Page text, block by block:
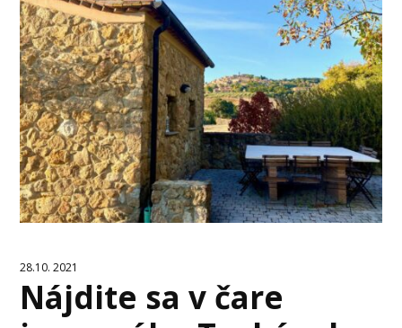
28.10. 2021
Nájdite sa v čare